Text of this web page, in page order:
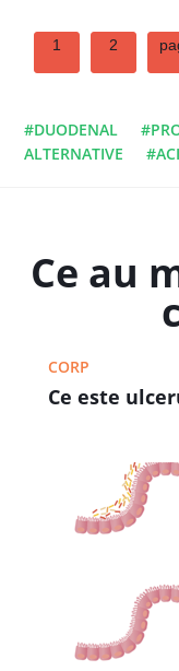
1 2
#DUODENAL
ALTERNATIVE
Ce au
CORP
Ce este